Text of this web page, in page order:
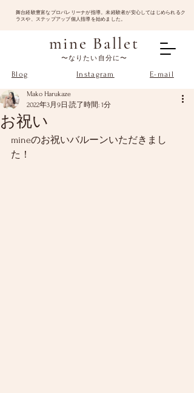
​舞台経験豊富なプロバレリーナが指導。未経験者が安心してはじめられるク
ラスや、ステップアップ個人指導を始めました。
Blog
mine Ballet
〜なりたい自分に〜
Instagram E-mail
お祝い
Mako Harukaze
2022年3月9日 読了時間: 1分
mineのお祝いバルーンいただきまし
た！